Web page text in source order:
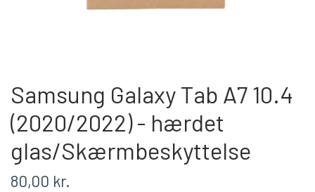
Samsung Galaxy Tab A7 10.4
(2020/2022) - hærdet
glas/Skærmbeskyttelse
80,00 kr.